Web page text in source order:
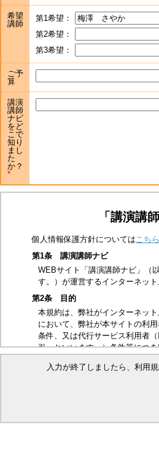
希望
講師
第1希望：
第2希望：
第3希望：
ご予
算
講演
講師
ナビ
をど
こで
知り
まし
た
か？
「講演講
個人情報保護方針についてはこち
第1条 講演講師ナビ
WEBサイト「講演講師ナビ」（
す。）が運営するインターネッ
第2条 目的
本規約は、弊社がインターネッ
において、弊社が本サイトの利
条件、又は代行サービス利用者
引」といいます。）条件等につ
第3条 適用範囲
本規約は、サイト利用者及び本
ビス利用者は、本規約の内容を
本サイトは、以下の行為を禁止
入力が終了しましたら、利用